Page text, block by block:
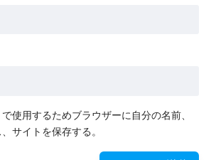
使用するためブラウザーに自分の名前、
サイトを保存する。